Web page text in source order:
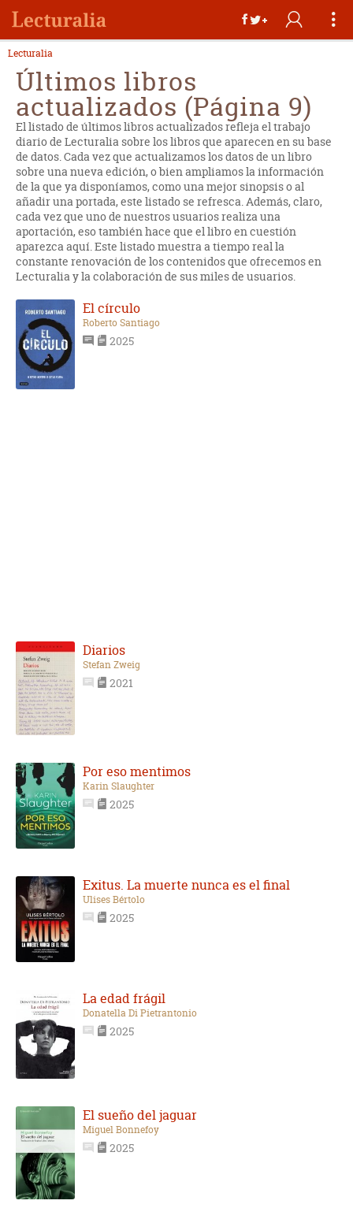
Lecturalia
Últimos libros
actualizados (Página 9)
El listado de últimos libros actualizados refleja el trabajo
diario de Lecturalia sobre los libros que aparecen en su base
de datos. Cada vez que actualizamos los datos de un libro
sobre una nueva edición, o bien ampliamos la información
de la que ya disponíamos, como una mejor sinopsis o al
añadir una portada, este listado se refresca. Además, claro,
cada vez que uno de nuestros usuarios realiza una
aportación, eso también hace que el libro en cuestión
aparezca aquí. Este listado muestra a tiempo real la
constante renovación de los contenidos que ofrecemos en
Lecturalia y la colaboración de sus miles de usuarios.
El círculo
Roberto Santiago
2025
Diarios
Stefan Zweig
2021
Por eso mentimos
Karin Slaughter
2025
Exitus. La muerte nunca es el final
Ulises Bértolo
2025
La edad frágil
Donatella Di Pietrantonio
2025
El sueño del jaguar
Miguel Bonnefoy
2025